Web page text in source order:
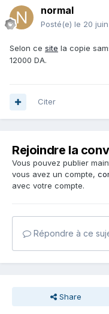
normal
Posté(e) le 20 juin
Selon ce site la copie
12000 DA.
Citer
Rejoindre la
Vous pouvez publier
vous avez un compte,
avec votre compte.
Répondre à ce
Share